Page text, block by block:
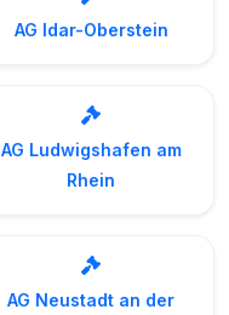
AG Idar-Oberstein
AG Ludwigshafen am
Rhein
AG Neustadt an der